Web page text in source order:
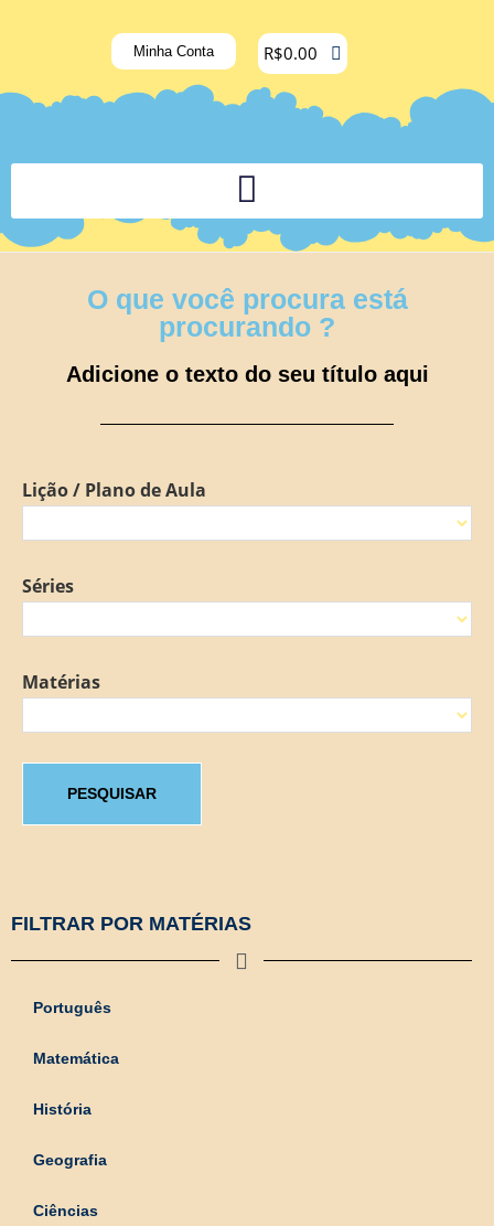
Minha Conta R$0.00
O que você procura está
procurando ?
Adicione o texto do seu título aqui
Lição / Plano de Aula
Séries
Matérias
PESQUISAR
FILTRAR POR MATÉRIAS
Português
Matemática
História
Geografia
Ciências